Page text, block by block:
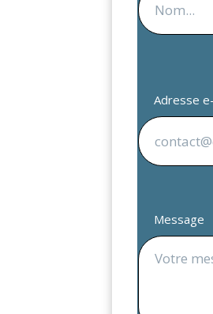
Adresse
Message